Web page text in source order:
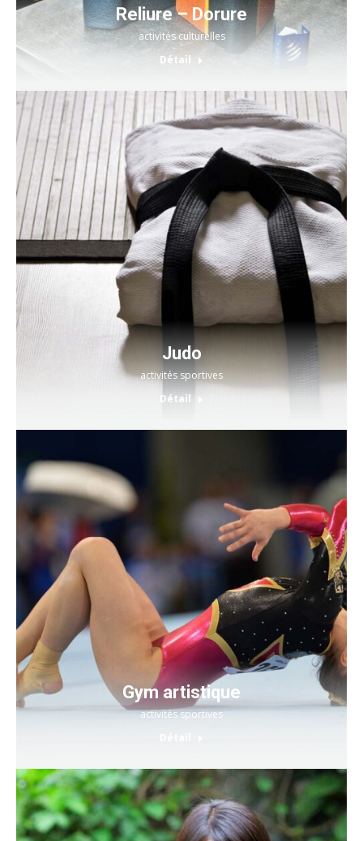
Reliure – Dorure
activités culturelles
Détail
Judo
activités sportives
Détail
Gym artistique
activités sportives